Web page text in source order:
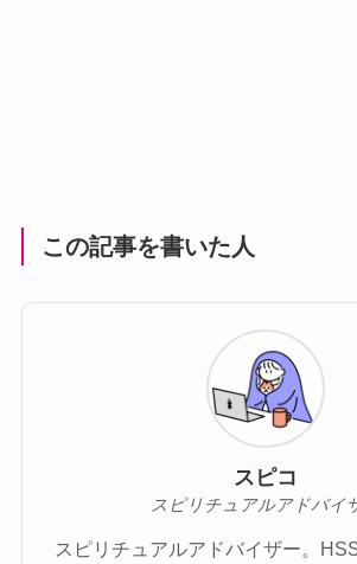
この記事を書いた人
スピコ
スピリチュアルアドバイ
スピリチュアルアドバイザー。